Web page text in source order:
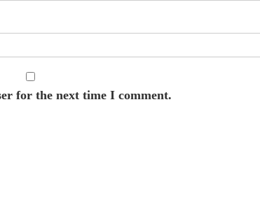
for the next time I comment.